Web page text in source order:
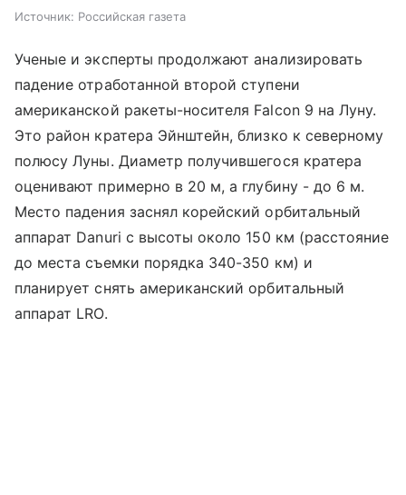
Источник: Российская газета
Ученые и эксперты продолжают анализировать
падение отработанной второй ступени
американской ракеты-носителя Falcon 9 на Луну.
Это район кратера Эйнштейн, близко к северному
полюсу Луны. Диаметр получившегося кратера
оценивают примерно в 20 м, а глубину - до 6 м.
Место падения заснял корейский орбитальный
аппарат Danuri с высоты около 150 км (расстояние
до места съемки порядка 340-350 км) и
планирует снять американский орбитальный
аппарат LRO.